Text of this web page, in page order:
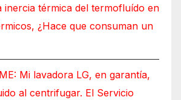
inercia térmica del termofluído en
¿Hace que consuman un
Mi lavadora LG, en garantía,
al centrifugar. El Servicio